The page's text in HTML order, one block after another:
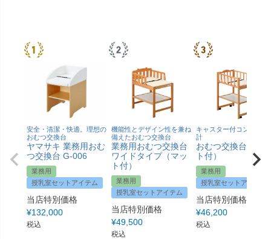
安全・清潔・快適。理想の
おむつ交換台
ヤマサキ 業務用おむ
つ交換台 G-006
業務用
授乳室セットアイテム
当店特別価格
¥132,000
税込
機能性とデザイン性を兼ね
備えたおむつ交換台
業務用おむつ交換台
ワイドタイプ（マッ
ト付）
業務用
授乳室セットアイテム
当店特別価格
¥49,500
税込
キャスター付コンパクト
計
おむつ交換台（マ
ト付）
業務用
授乳室セットアイテム
当店特別価格
¥46,200
税込